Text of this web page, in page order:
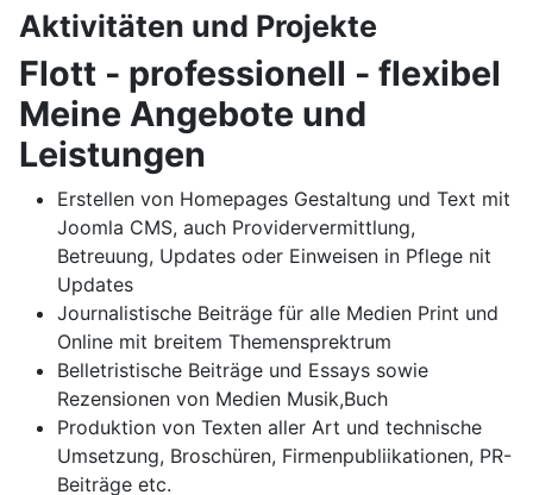
Aktivitäten und Projekte
Flott - professionell - flexibel
Meine Angebote und
Leistungen
Erstellen von Homepages Gestaltung und Text mit
Joomla CMS, auch Providervermittlung,
Betreuung, Updates oder Einweisen in Pflege nit
Updates
Journalistische Beiträge für alle Medien Print und
Online mit breitem Themensprektrum
Belletristische Beiträge und Essays sowie
Rezensionen von Medien Musik,Buch
Produktion von Texten aller Art und technische
Umsetzung, Broschüren, Firmenpubliikationen, PR-
Beiträge etc.